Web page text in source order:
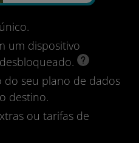
um dispositivo
do seu plano de dados
destino.
ou tarifas de